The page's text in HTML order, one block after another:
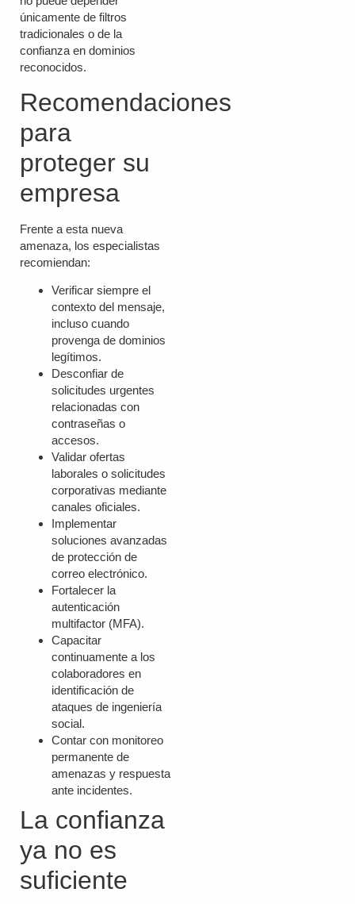
únicamente de filtros
tradicionales o de la
confianza en dominios
reconocidos.
Recomendaciones
para
proteger su
empresa
Frente a esta nueva
amenaza, los especialistas
recomiendan:
Verificar siempre el
contexto del mensaje,
incluso cuando
provenga de dominios
legítimos.
Desconfiar de
solicitudes urgentes
relacionadas con
contraseñas o
accesos.
Validar ofertas
laborales o solicitudes
corporativas mediante
canales oficiales.
Implementar
soluciones avanzadas
de protección de
correo electrónico.
Fortalecer la
autenticación
multifactor (MFA).
Capacitar
continuamente a los
colaboradores en
identificación de
ataques de ingeniería
social.
Contar con monitoreo
permanente de
amenazas y respuesta
ante incidentes.
La confianza
ya no es
suficiente